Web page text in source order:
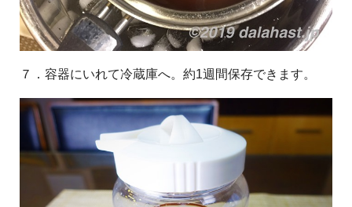
７．容器にいれて冷蔵庫へ。約1週間保存できます。